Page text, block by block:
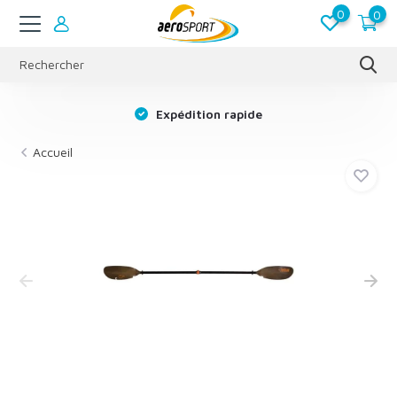
0 0
Expédition rapide
Accueil